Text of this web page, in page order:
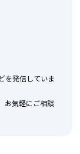
を発信していま
お気軽にご相談